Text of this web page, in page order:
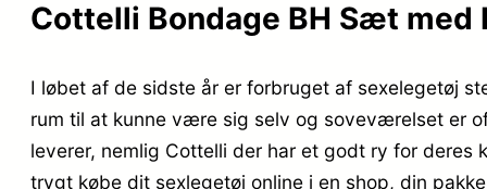
Cottelli Bondage BH Sæt med
I løbet af de sidste år er forbruget af sexelegetøj
rum til at kunne være sig selv og soveværelset er
leverer, nemlig Cottelli der har et godt ry for deres
trygt købe dit sexlegetøj online i en shop, din